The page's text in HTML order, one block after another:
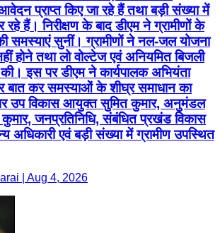
प्राप्त किए जा रहे हैं तथा बड़ी संख्या में
रहे हैं। निरीक्षण के बाद डीएम ने ग्रामीणों के
सुनीं। ग्रामीणों ने नल-जल योजना
होने तथा लो वोल्टेज एवं अनियमित बिजली
इस पर डीएम ने कार्यपालक अभियंता
बात कर समस्याओं के शीघ्र समाधान का
पर उप विकास आयुक्त सुमित कुमार, अनुमंडल
कुमार, जनप्रतिनिधि, संबंधित प्रखंड विकास
अधिकारी एवं बड़ी संख्या में ग्रामीण उपस्थित
| Aug 4, 2026